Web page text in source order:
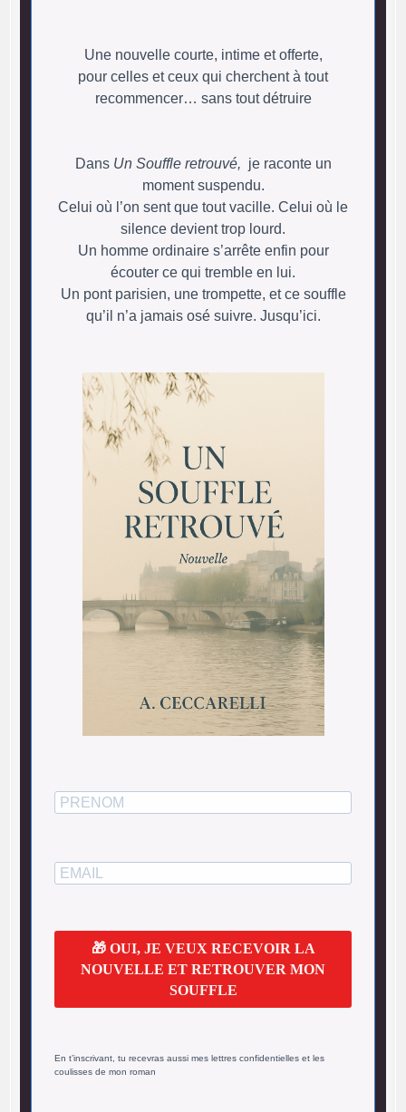
Une nouvelle courte, intime et offerte,
pour celles et ceux qui cherchent à tout
recommencer… sans tout détruire
Dans Un Souffle retrouvé, je raconte un
moment suspendu.
Celui où l’on sent que tout vacille. Celui où le
silence devient trop lourd.
Un homme ordinaire s’arrête enfin pour
écouter ce qui tremble en lui.
Un pont parisien, une trompette, et ce souffle
qu’il n’a jamais osé suivre. Jusqu’ici.
🎁 OUI, JE VEUX RECEVOIR LA
NOUVELLE ET RETROUVER MON
SOUFFLE
En t’inscrivant, tu recevras aussi mes lettres confidentielles et les
coulisses de mon roman